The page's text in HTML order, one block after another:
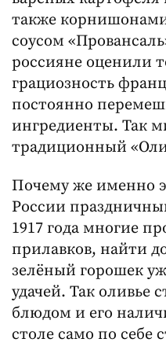
также
соусом
россияне оценили
грациозность
постоянно
ингредиенты. Так
традиционный
Почему же именно
России
1917 года многие
прилавков, найти
зелёный горошек
удачей. Так оливье
блюдом и его
столе само по себе